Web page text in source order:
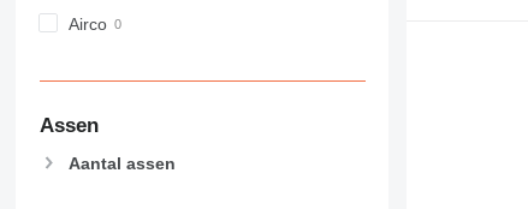
Airco
Assen
Aantal assen